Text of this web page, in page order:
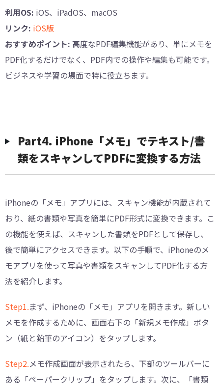
利用OS: iOS、iPadOS、macOS
リンク: iOS版
おすすめポイント: 高度なPDF編集機能があり、単にメモを
PDF化するだけでなく、PDF内での操作や編集も可能です。
ビジネスや学習の場面で特に役立ちます。
︎Part4. iPhone「メモ」でテキスト/書
類をスキャンしてPDFに変換する方法
iPhoneの「メモ」アプリには、スキャン機能が内蔵されて
おり、紙の書類や写真を簡単にPDF形式に変換できます。こ
の機能を使えば、スキャンした書類をPDFとして保存し、
後で簡単にアクセスできます。以下の手順で、iPhoneのメ
モアプリを使って写真や書類をスキャンしてPDF化する方
法を紹介します。
Step1.まず、iPhoneの「メモ」アプリを開きます。新しい
メモを作成するために、画面右下の「新規メモ作成」ボタ
ン（紙と鉛筆のアイコン）をタップします。
Step2.メモ作成画面が表示されたら、下部のツールバーに
ある「ペーパークリップ」をタップします。次に、「書類